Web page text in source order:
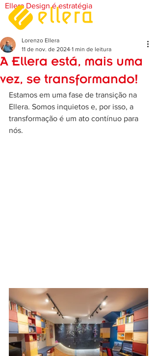
Ellera Design é estratégia
A Ellera está, mais uma
vez, se transformando!
Lorenzo Ellera
11 de nov. de 2024 1 min de leitura
Estamos em uma fase de transição na
Ellera. Somos inquietos e, por isso, a
transformação é um ato contínuo para
nós.